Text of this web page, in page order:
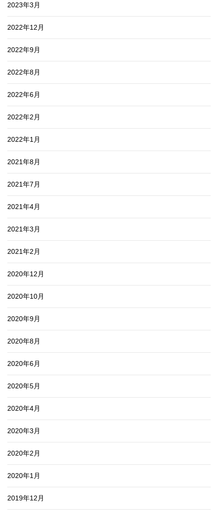
2023年3月
2022年12月
2022年9月
2022年8月
2022年6月
2022年2月
2022年1月
2021年8月
2021年7月
2021年4月
2021年3月
2021年2月
2020年12月
2020年10月
2020年9月
2020年8月
2020年6月
2020年5月
2020年4月
2020年3月
2020年2月
2020年1月
2019年12月